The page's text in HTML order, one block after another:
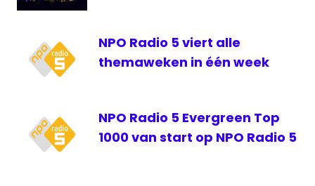
Week
Jaren
NPO Radio 5 viert alle
themaweken in één week
NPO Radio 5 Evergreen Top
1000 van start op NPO Radio 5